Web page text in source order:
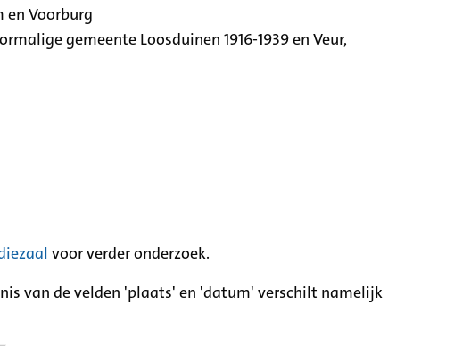
en Voorburg
gemeente Loosduinen 1916-1939 en Veur,
voor verder onderzoek.
van de velden 'plaats' en 'datum' verschilt namelijk